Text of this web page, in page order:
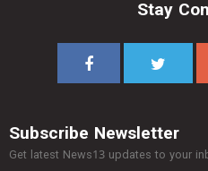
Stay
Subscribe Newsletter
Get latest News13 updates to your